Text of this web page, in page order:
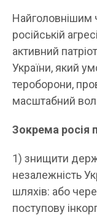
Найголовнішим
російській
активний
України, який
тероборони,
масштабний
Зокрема росія
1) знищити
незалежність
шляхів: або
поступову